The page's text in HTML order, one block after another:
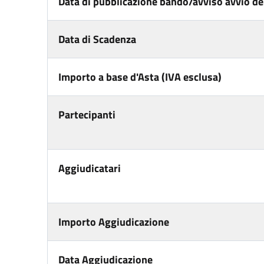
Data di Scadenza
Importo a base d'Asta (IVA esclusa)
Partecipanti
Aggiudicatari
Importo Aggiudicazione
Data Aggiudicazione